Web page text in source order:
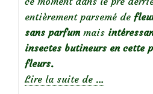
entièrement parsemé de
sans parfummais
insectes butineurs en cette
fleurs.
Lire la suite de …